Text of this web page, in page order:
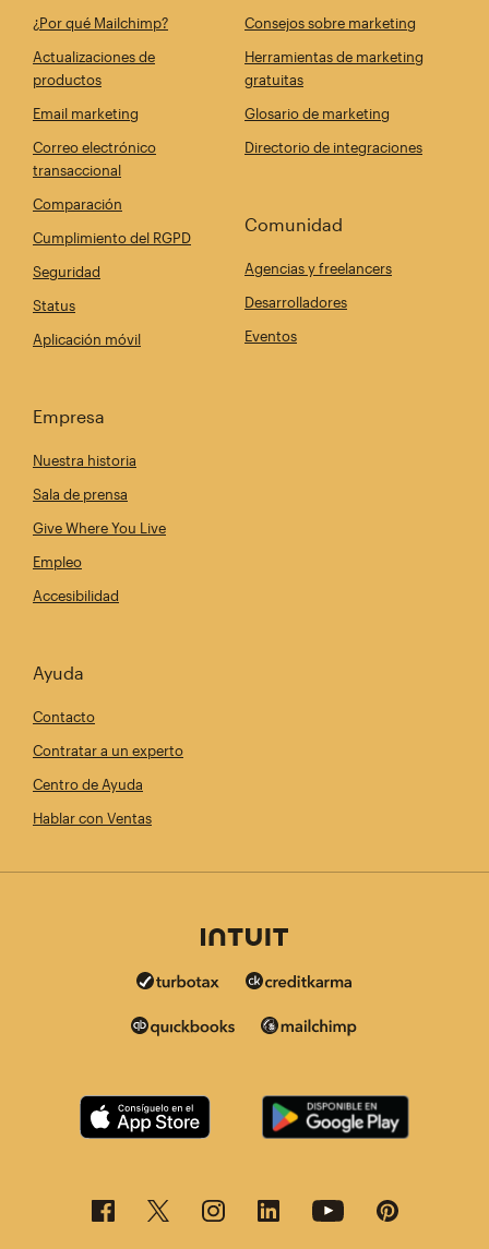
¿Por qué Mailchimp?
Actualizaciones de
productos
Email marketing
Correo electrónico
transaccional
Comparación
Cumplimiento del RGPD
Seguridad
Status
Aplicación móvil
Consejos sobre marketing
Herramientas de marketing
gratuitas
Glosario de marketing
Directorio de integraciones
Comunidad
Agencias y freelancers
Desarrolladores
Eventos
Empresa
Nuestra historia
Sala de prensa
Give Where You Live
Empleo
Accesibilidad
Ayuda
Contacto
Contratar a un experto
Centro de Ayuda
Hablar con Ventas